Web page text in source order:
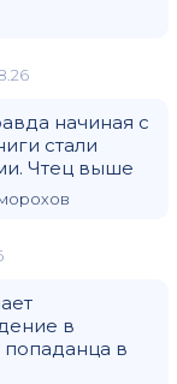
начиная с
стали
Чтец выше
в
в